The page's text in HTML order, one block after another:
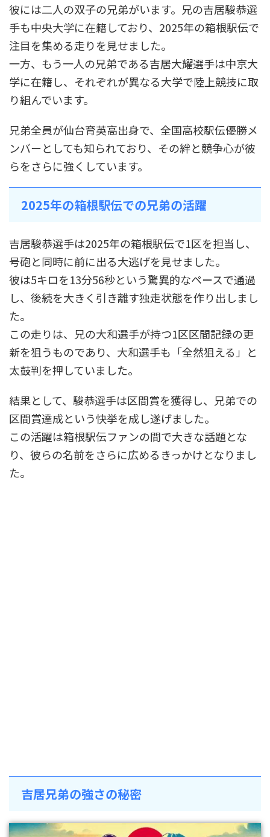
彼には二人の双子の兄弟がいます。兄の吉居駿恭選
手も中央大学に在籍しており、2025年の箱根駅伝で
注目を集める走りを見せました。
一方、もう一人の兄弟である吉居大耀選手は中京大
学に在籍し、それぞれが異なる大学で陸上競技に取
り組んでいます。
兄弟全員が仙台育英高出身で、全国高校駅伝優勝メ
ンバーとしても知られており、その絆と競争心が彼
らをさらに強くしています。
2025年の箱根駅伝での兄弟の活躍
吉居駿恭選手は2025年の箱根駅伝で1区を担当し、
号砲と同時に前に出る大逃げを見せました。
彼は5キロを13分56秒という驚異的なペースで通過
し、後続を大きく引き離す独走状態を作り出しまし
た。
この走りは、兄の大和選手が持つ1区区間記録の更
新を狙うものであり、大和選手も「全然狙える」と
太鼓判を押していました。
結果として、駿恭選手は区間賞を獲得し、兄弟での
区間賞達成という快挙を成し遂げました。
この活躍は箱根駅伝ファンの間で大きな話題とな
り、彼らの名前をさらに広めるきっかけとなりまし
た。
吉居兄弟の強さの秘密